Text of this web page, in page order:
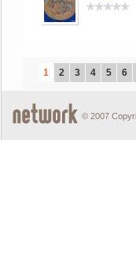
1 2 3 4 5 6
© 2007